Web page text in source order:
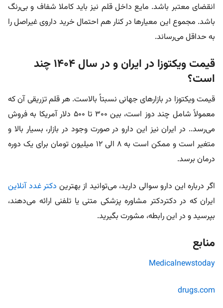
انقضای معتبر باشد. مایع داخل قلم نیز باید کاملا شفاف و بی‌رنگ
باشد. مجموع این معیارها در کنار هم احتمال خرید داروی غیراصل را
به حداقل می‌رساند.
قیمت ویکتوزا در ایران و در سال 1404 چند
است؟
قیمت ویکتوزا در بازارهای جهانی نسبتاً بالاست. هر قلم تزریقی آن که
معمولاً شامل چند دوز است، بین ۳۰۰ تا ۵۰۰ دلار آمریکا به فروش
می‌رسد.. در ایران نیز این دارو در صورت وجود در بازار، بسیار بالا و
متغیر است و ممکن است به 8 الی 12 میلیون تومان برای یک دوره
درمان برسد.
اگر درباره این دارو سوالی دارید، می‌توانید از بهترین دکتر غدد آنلاین
ایران که در دکتردکتر مشاوره پزشکی متنی یا تلفنی ارائه می‌دهند،
بپرسید و در این رابطه، مشورت بگیرید.
منابع
Medicalnewstoday
drugs.com